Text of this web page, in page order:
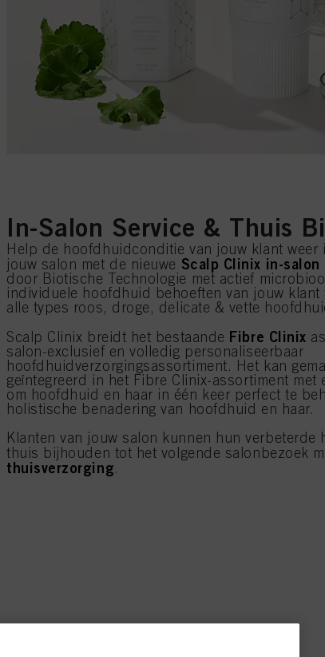
In-Salon Service & Thuis
Help de hoofdhuidconditie van jouw klant weer
jouw salon met de nieuwe Scalp Clinix in-salon
door Biotische Technologie met actief
individuele hoofdhuid behoeften van jouw
alle types roos, droge, delicate & vette
Scalp Clinix breidt het bestaande Fibre Clinix
salon-exclusief en volledig personaliseerbaar
hoofdhuidverzorgingsassortiment. Het kan
geïntegreerd in het Fibre Clinix-assortiment met
om hoofdhuid en haar in één keer perfect te
holistische benadering van hoofdhuid en haar.
Klanten van jouw salon kunnen hun
thuis bijhouden tot het volgende salonbezoek
thuisverzorging.